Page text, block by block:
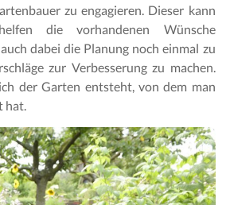
zu engagieren. Dieser kann
die vorhandenen Wünsche
dabei die Planung noch einmal zu
zur Verbesserung zu machen.
der Garten entsteht, von dem man
hat.